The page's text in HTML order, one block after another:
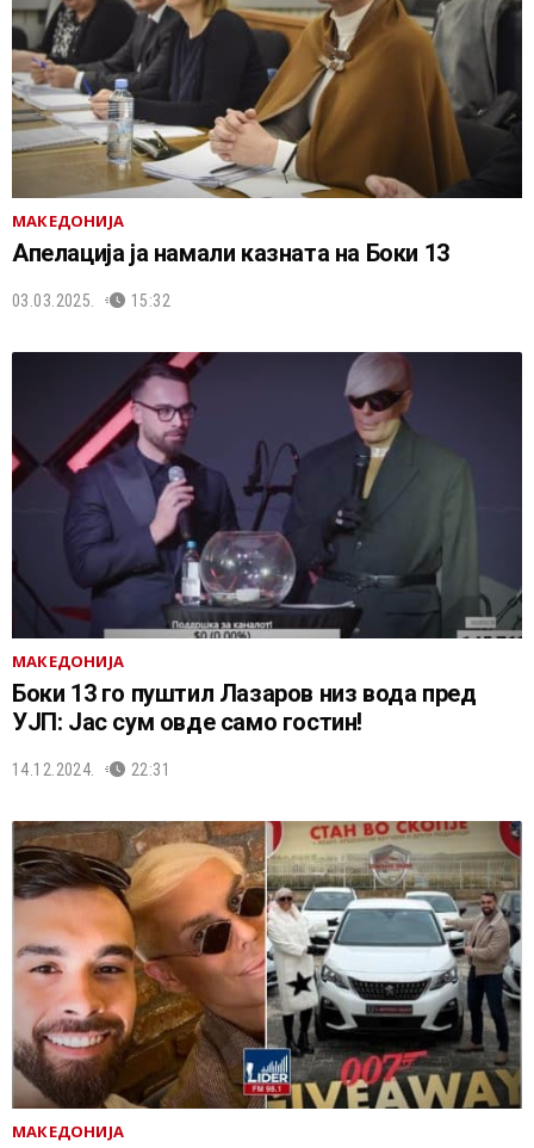
МАКЕДОНИЈА
Апелација ја намали казната на Боки 13
03.03.2025. 15:32
МАКЕДОНИЈА
Боки 13 го пуштил Лазаров низ вода пред
УЈП: Јас сум овде само гостин!
14.12.2024. 22:31
МАКЕДОНИЈА